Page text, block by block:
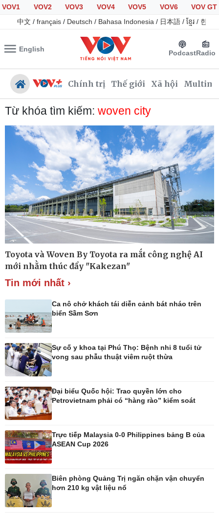
VOV1 VOV2 VOV3 VOV4 VOV5 VOV6
VOV GT
中文 / français / Deutsch / Bahasa Indonesia / 日本語 / ខ្មែរ / 한국
English PodcastRadio
Chính trị Thế giới Xã hội
Chính trị
Tổ chức nhân sự
Quốc hội
Nhận diện sự thật
Xã hội
Tin 24h
Giáo dục
Dự báo thời tiết
Dấu ấn VOV
Việc làm
Biển đảo
Thế giới
Quan sát
Cuộc sống đó đây
Multimedia
Ảnh
Infographic
Kinh tế
Bất động sản
Khởi nghiệp
Thị trường
Tỷ giá
Chứng khoán
Pháp luật
Vụ án
Tin nóng
Tư vấn luật
Bóng đá quốc tế
Từ khóa tìm kiếm: woven city
Toyota và Woven By Toyota ra mắt công nghệ AI
mới nhằm thúc đẩy "Kakezan"
Tin mới nhất ›
Ca nô chở khách tái diễn cảnh bát nháo trên
biển Sầm Sơn
Sự cố y khoa tại Phú Thọ: Bệnh nhi 8 tuổi tử
vong sau phẫu thuật viêm ruột thừa
Đại biểu Quốc hội: Trao quyền lớn cho
Petrovietnam phải có “hàng rào” kiểm soát
Trực tiếp Malaysia 0-0 Philippines bảng B của
ASEAN Cup 2026
Biên phòng Quảng Trị ngăn chặn vận chuyển
hơn 210 kg vật liệu nổ